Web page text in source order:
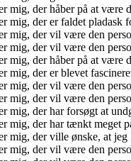
mig, der håber på at være
mig, der er faldet
mig, der vil være den
mig, der vil være den
mig, der håber på at være
mig, der er blevet
mig, der vil være den
mig, der vil være den
mig, der har forsøgt at
mig, der har tænkt meget
mig, der ville ønske, at
mig, der vil være den